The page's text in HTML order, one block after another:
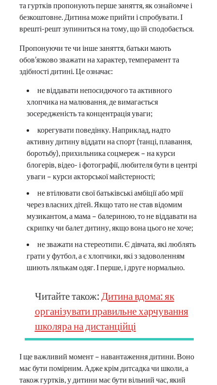
та гуртків пропонують перше заняття, як ознайомче і
безкоштовне. Дитина може прийти і спробувати. І
врешті-решт зупиниться на тому, що їй сподобається.
Пропонуючи те чи інше заняття, батьки мають
обов’язково зважати на характер, темперамент та
здібності дитині. Це означає:
не віддавати непосидючого та активного
хлопчика на малювання, де вимагається
зосередженість та концентрація уваги;
корегувати поведінку. Наприклад, надто
активну дитину віддати на спорт (танці, плавання,
боротьбу), прихильника соцмереж – на курси
блогерів, відео- і фотографії, любителя бути в центрі
уваги – курси акторської майстерності;
не втілювати свої батьківські амбіції або мрії
через власних дітей. Якщо тато не став відомим
музикантом, а мама – балериною, то не віддавати на
скрипку чи балет дитину, якщо вона цього не хоче;
не зважати на стереотипи. Є дівчата, які люблять
грати у футбол, а є хлопчики, які з задоволенням
шиють лялькам одяг. І перше, і друге нормально.
Читайте також: Дитина вдома: як
організувати правильне харчування
школяра на дистанційці
І ще важливий момент – навантаження дитини. Воно
має бути помірним. Адже крім дитсадка чи школи, а
також гуртків, у дитини має бути вільний час, який